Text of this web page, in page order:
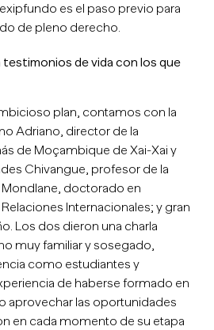
es el paso previo para
de pleno derecho.
testimonios de vida con los que
plan, contamos con la
Adriano, director de la
de Moçambique de Xai-Xai y
Chivangue, profesor de la
doctorado en
Internacionales; y gran
Los dos dieron una charla
muy familiar y sosegado,
como estudiantes y
de haberse formado en
aprovechar las oportunidades
en cada momento de su etapa